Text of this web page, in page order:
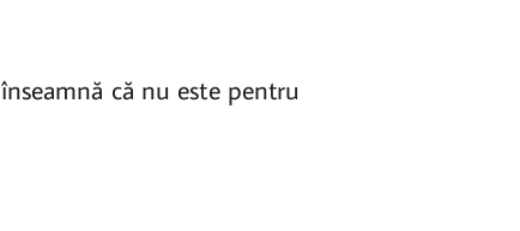
că nu este pentru